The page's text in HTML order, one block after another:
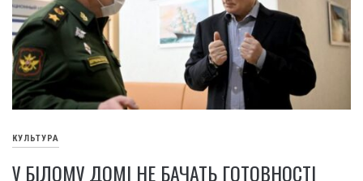
КУЛЬТУРА
У БІЛОМУ ДОМІ НЕ БАЧАТЬ ГОТОВНОСТІ